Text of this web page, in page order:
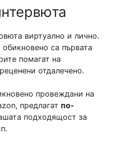
виртуално и лично.
са първата
помагат на
отдалечено.
провеждани на
предлагат по-
подходящост за